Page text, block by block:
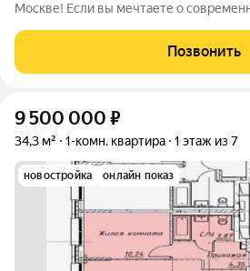
Москве! Если вы мечтаете о
вложений, это предложение для вас!
квартира расположена на
Позвонить
9 500 000 ₽
34,3 м² 1-комн. квартира 1 этаж из 7
новостройка онлайн показ